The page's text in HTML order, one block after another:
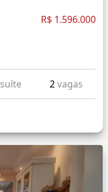
R$ 1.596.000
suíte 2vagas